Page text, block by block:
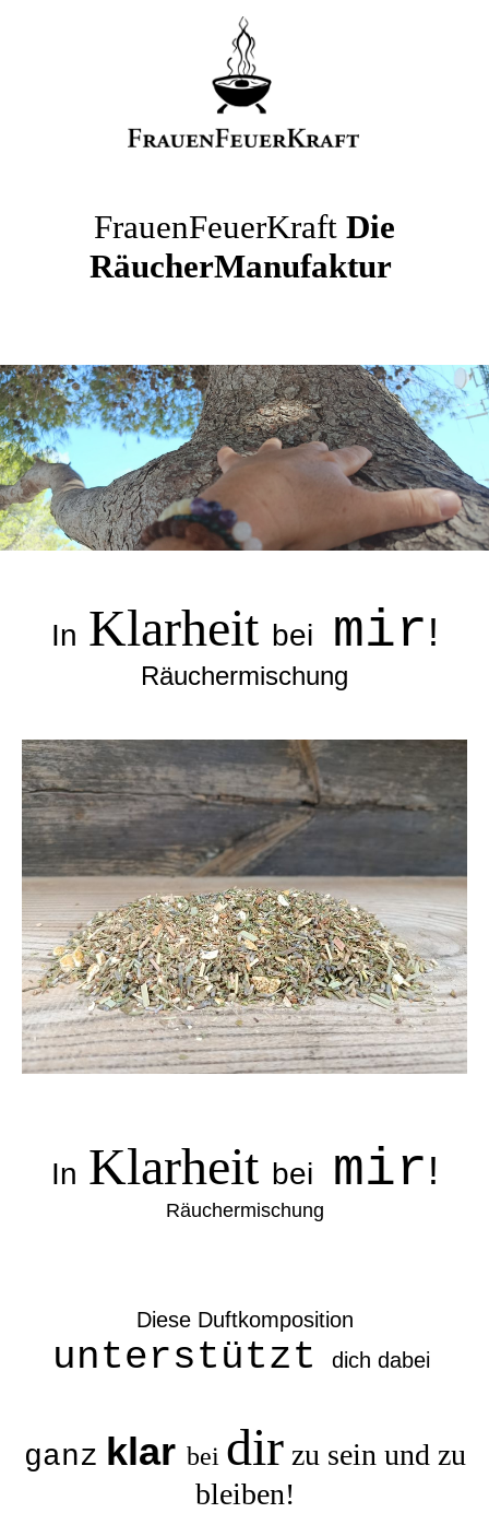
FrauenFeuerKraft Die
RäucherManufaktur
In Klarheit bei mir!
Räuchermischung
In Klarheit bei mir!
Räuchermischung
Diese Duftkomposition
unterstützt dich dabei
ganz klar bei dirzu sein und zu
bleiben!